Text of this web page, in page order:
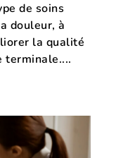
de soins
douleur, à
la qualité
terminale....